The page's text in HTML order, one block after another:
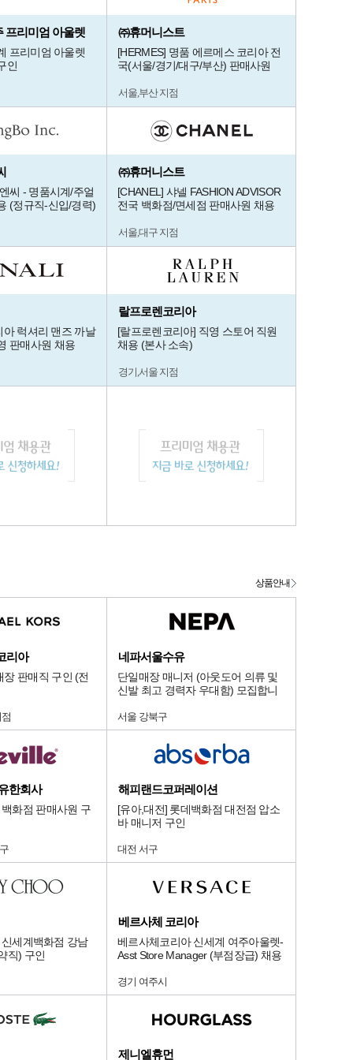
프리미엄 아울렛
프리미엄 아울렛
인
㈜휴머니스트
[HERMES] 명품 에르메스 코리아 전
국(서울/경기/대구/부산) 판매사원
서울,부산 지점
씨 - 명품시계/주얼
(정규직-신입/경력)
㈜휴머니스트
[CHANEL] 샤넬 FASHION ADVISOR
전국 백화점/면세점 판매사원 채용
서울,대구 지점
아 럭셔리 맨즈 까날
판매사원 채용
랄프로렌코리아
[랄프로렌코리아] 직영 스토어 직원
채용 (본사 소속)
경기,서울 지점
리아
판매직 구인 (전
네파서울수유
단일매장 매니저 (아웃도어 의류 및
신발 최고 경력자 우대함) 모집합니
서울 강북구
한회사
화점 판매사원 구
해피랜드코퍼레이션
[유아,대전] 롯데백화점 대전점 압소
바 매니저 구인
대전 서구
세계백화점 강남
직) 구인
베르사체 코리아
베르사체코리아 신세계 여주아울렛-
Asst Store Manager (부점장급) 채용
경기 여주시
제니엘휴먼
상품안내